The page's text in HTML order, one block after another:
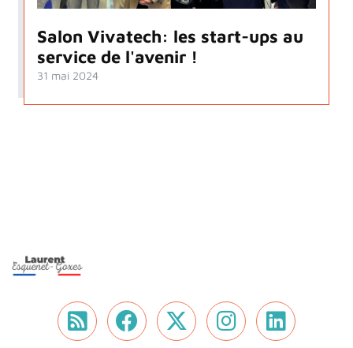
Salon Vivatech: les start-ups au
service de l'avenir !
31 mai 2024
Flux RSSNous retrouver sur
Nous retrouver
NousNous